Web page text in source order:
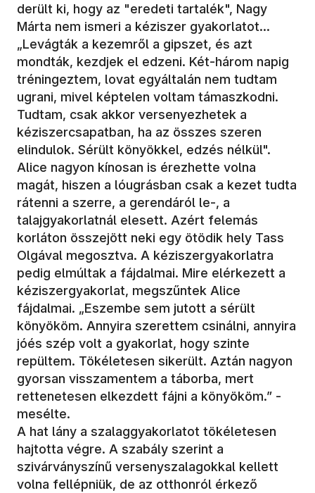
derült ki, hogy az "eredeti tartalék", Nagy
Márta nem ismeri a kéziszer gyakorlatot...
„Levágták a kezemről a gipszet, és azt
mondták, kezdjek el edzeni. Két-három napig
tréningeztem, lovat egyáltalán nem tudtam
ugrani, mivel képtelen voltam támaszkodni.
Tudtam, csak akkor versenyezhetek a
kéziszercsapatban, ha az összes szeren
elindulok. Sérült könyökkel, edzés nélkül".
Alice nagyon kínosan is érezhette volna
magát, hiszen a lóugrásban csak a kezet tudta
rátenni a szerre, a gerendáról le-, a
talajgyakorlatnál elesett. Azért felemás
korláton összejött neki egy ötödik hely Tass
Olgával megosztva. A kéziszergyakorlatra
pedig elmúltak a fájdalmai. Mire elérkezett a
kéziszergyakorlat, megszűntek Alice
fájdalmai. „Eszembe sem jutott a sérült
könyököm. Annyira szerettem csinálni, annyira
jóés szép volt a gyakorlat, hogy szinte
repültem. Tökéletesen sikerült. Aztán nagyon
gyorsan visszamentem a táborba, mert
rettenetesen elkezdett fájni a könyököm.” -
mesélte.
A hat lány a szalaggyakorlatot tökéletesen
hajtotta végre. A szabály szerint a
szivárványszínű versenyszalagokkal kellett
volna fellépniük, de az otthonról érkező